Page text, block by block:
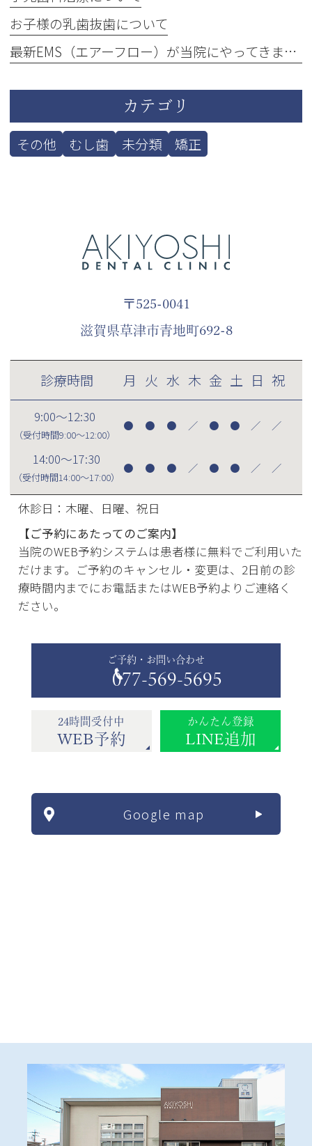
お子様の乳歯抜歯について
最新EMS（エアーフロー）が当院にやってきました！
カテゴリ
その他 むし歯 未分類 矯正
〒525-0041
滋賀県草津市青地町692-8
診療時間 月 火 水 木 金 土 日 祝
9:00～12:30
（受付時間9:00～12:00）
● ● ● ／ ● ● ／ ／
14:00～17:30
（受付時間14:00～17:00）
● ● ● ／ ● ● ／ ／
休診日：木曜、日曜、祝日
【ご予約にあたってのご案内】
当院のWEB予約システムは患者様に無料でご利用いた
だけます。ご予約のキャンセル・変更は、2日前の診
療時間内までにお電話またはWEB予約よりご連絡く
ださい。
ご予約・お問い合わせ
077-569-5695
24時間受付中
WEB予約
かんたん登録
LINE追加
Google map